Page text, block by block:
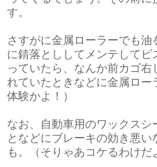
す。
さすがに金属ローラーでも油
に錆落とししてメンテして
っていたら、なんか前カゴ
れていたときなどに金属ロ
体験かよ！）
なお、自動車用のワックス
となどにブレーキの効き悪
も。（そりゃあコケるわけだ